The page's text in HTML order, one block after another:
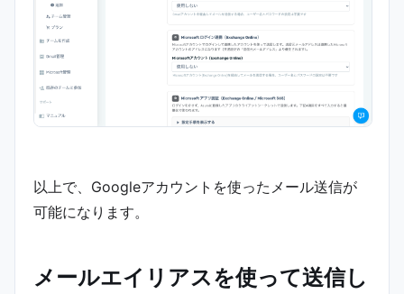
以上で、Googleアカウントを使ったメール送信が
可能になります。
メールエイリアスを使って送信し